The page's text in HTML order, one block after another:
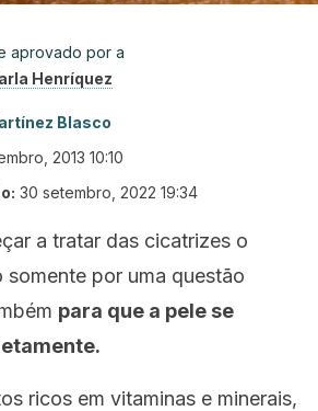
aprovado por a
Henríquez
Blasco
2013 10:10
30 setembro, 2022 19:34
a tratar das cicatrizes o
somente por uma questão
para que a pele se
ricos em vitaminas e minerais,